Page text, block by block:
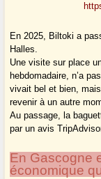
En 2025, Biltoki a
Halles.
Une visite sur place
hebdomadaire, n’a
vivait bel et bien,
revenir à un autre
Au passage, la
par un avis
En Gascogne
économique